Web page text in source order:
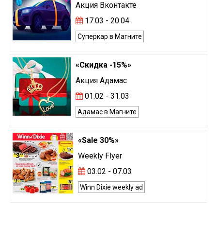
Акция Вконтакте
17.03 - 20.04
Суперкар в Магните
«Скидка -15%»
Акция Адамас
01.02 - 31.03
Адамас в Магните
«Sale 30%»
Weekly Flyer
03.02 - 07.03
Winn Dixie weekly ad